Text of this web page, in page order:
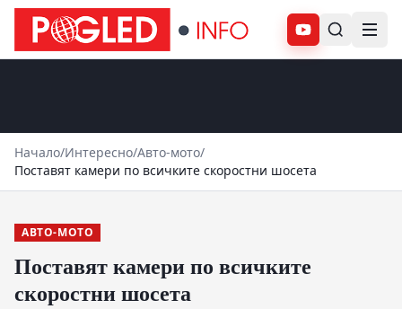
Абонирай се
Начало/Интересно/Авто-мото/
Поставят камери по всичките скоростни шосета
АВТО-МОТО
Поставят камери по всичките
скоростни шосета